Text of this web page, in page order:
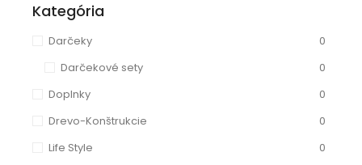
Kategória
Darčeky
0
Darčekové sety
0
Doplnky
0
Drevo-Konštrukcie
0
Life Style
0